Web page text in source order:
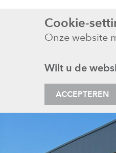
Cookie-
Onze website
Wilt u de
ACCEPTEREN